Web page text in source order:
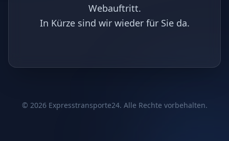
Webauftritt.
In Kürze sind wir wieder für Sie da.
© 2026Expresstransporte24. Alle Rechte vorbehalten.